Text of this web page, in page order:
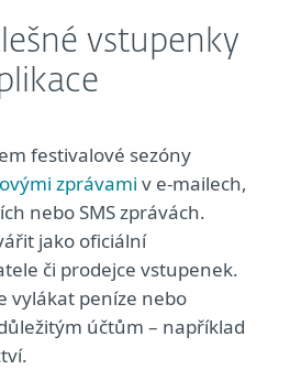
vstupenky
festivalové sezóny
zprávami v e-mailech,
nebo SMS zprávách.
jako oficiální
či prodejce vstupenek.
vylákat peníze nebo
účtům – například